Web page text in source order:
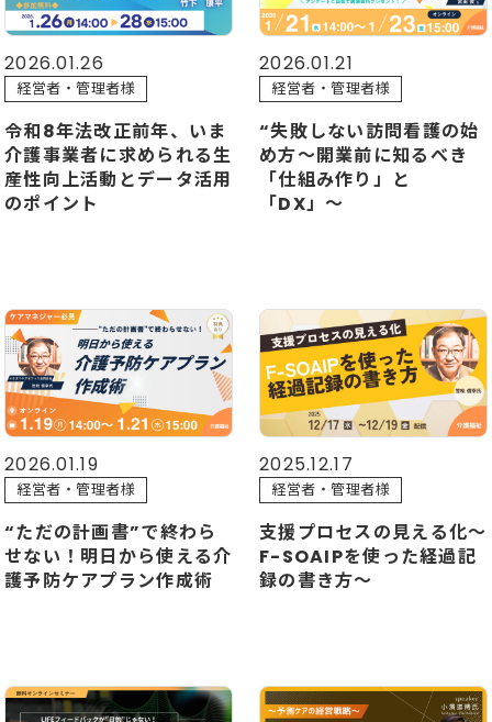
2026.01.26
経営者・管理者様
令和8年法改正前年、いま
介護事業者に求められる生
産性向上活動とデータ活用
のポイント
2026.01.21
経営者・管理者様
“失敗しない訪問看護の始
め方〜開業前に知るべき
「仕組み作り」と
「DX」〜
2026.01.19
経営者・管理者様
“ただの計画書”で終わら
せない！明日から使える介
護予防ケアプラン作成術
2025.12.17
経営者・管理者様
支援プロセスの見える化～
F-SOAIPを使った経過記
録の書き方～